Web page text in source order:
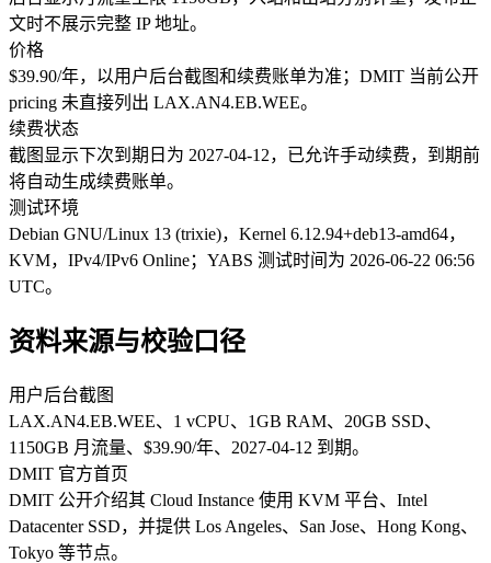
文时不展示完整 IP 地址。
价格
$39.90/年，以用户后台截图和续费账单为准；DMIT 当前公开
pricing 未直接列出 LAX.AN4.EB.WEE。
续费状态
截图显示下次到期日为 2027-04-12，已允许手动续费，到期前
将自动生成续费账单。
测试环境
Debian GNU/Linux 13 (trixie)，Kernel 6.12.94+deb13-amd64，
KVM，IPv4/IPv6 Online；YABS 测试时间为 2026-06-22 06:56
UTC。
资料来源与校验口径
用户后台截图
LAX.AN4.EB.WEE、1 vCPU、1GB RAM、20GB SSD、
1150GB 月流量、$39.90/年、2027-04-12 到期。
DMIT 官方首页
DMIT 公开介绍其 Cloud Instance 使用 KVM 平台、Intel
Datacenter SSD，并提供 Los Angeles、San Jose、Hong Kong、
Tokyo 等节点。